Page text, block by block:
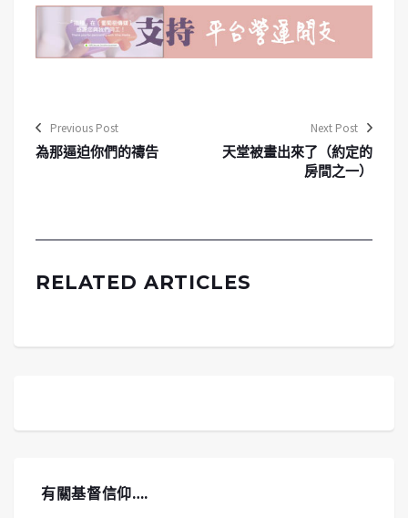
Previous Post
為那逼迫你們的禱告
Next Post
天堂被畫出來了（約定的
房間之一）
RELATED ARTICLES
有關基督信仰….